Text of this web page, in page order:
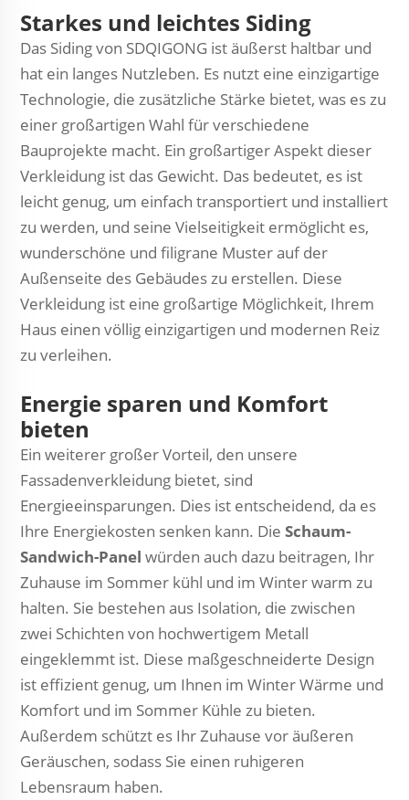
Starkes und leichtes Siding
Das Siding von SDQIGONG ist äußerst haltbar und
hat ein langes Nutzleben. Es nutzt eine einzigartige
Technologie, die zusätzliche Stärke bietet, was es zu
einer großartigen Wahl für verschiedene
Bauprojekte macht. Ein großartiger Aspekt dieser
Verkleidung ist das Gewicht. Das bedeutet, es ist
leicht genug, um einfach transportiert und installiert
zu werden, und seine Vielseitigkeit ermöglicht es,
wunderschöne und filigrane Muster auf der
Außenseite des Gebäudes zu erstellen. Diese
Verkleidung ist eine großartige Möglichkeit, Ihrem
Haus einen völlig einzigartigen und modernen Reiz
zu verleihen.
Energie sparen und Komfort
bieten
Ein weiterer großer Vorteil, den unsere
Fassadenverkleidung bietet, sind
Energieeinsparungen. Dies ist entscheidend, da es
Ihre Energiekosten senken kann. Die Schaum-
Sandwich-Panel würden auch dazu beitragen, Ihr
Zuhause im Sommer kühl und im Winter warm zu
halten. Sie bestehen aus Isolation, die zwischen
zwei Schichten von hochwertigem Metall
eingeklemmt ist. Diese maßgeschneiderte Design
ist effizient genug, um Ihnen im Winter Wärme und
Komfort und im Sommer Kühle zu bieten.
Außerdem schützt es Ihr Zuhause vor äußeren
Geräuschen, sodass Sie einen ruhigeren
Lebensraum haben.